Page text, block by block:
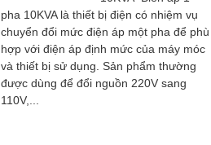
pha 10KVA là thiết bị điện có nhiệm vụ
chuyển đổi mức điện áp một pha để phù
hợp với điện áp định mức của máy móc
và thiết bị sử dụng. Sản phẩm thường
được dùng để đổi nguồn 220V sang
110V,...